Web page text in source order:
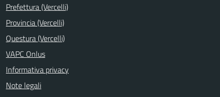
Prefettura (Vercelli)
Provincia (Vercelli)
Questura (Vercelli)
VAPC Onlus
Informativa privacy
Note legali